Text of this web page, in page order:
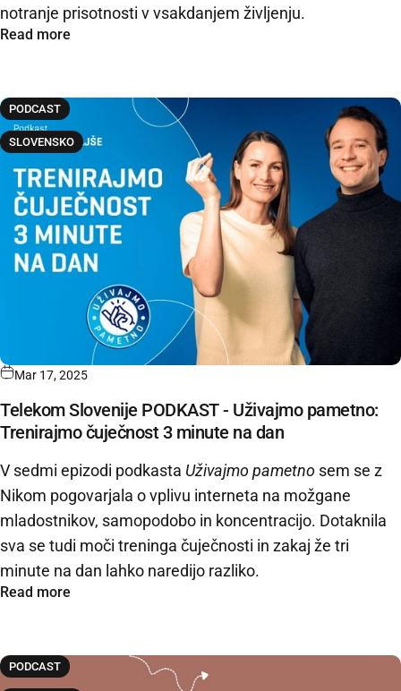
notranje prisotnosti v vsakdanjem življenju.
Read more
PODCAST
SLOVENSKO
Mar 17, 2025
Telekom Slovenije PODKAST - Uživajmo pametno:
Trenirajmo čuječnost 3 minute na dan
V sedmi epizodi podkasta Uživajmo pametno sem se z
Nikom pogovarjala o vplivu interneta na možgane
mladostnikov, samopodobo in koncentracijo. Dotaknila
sva se tudi moči treninga čuječnosti in zakaj že tri
minute na dan lahko naredijo razliko.
Read more
PODCAST